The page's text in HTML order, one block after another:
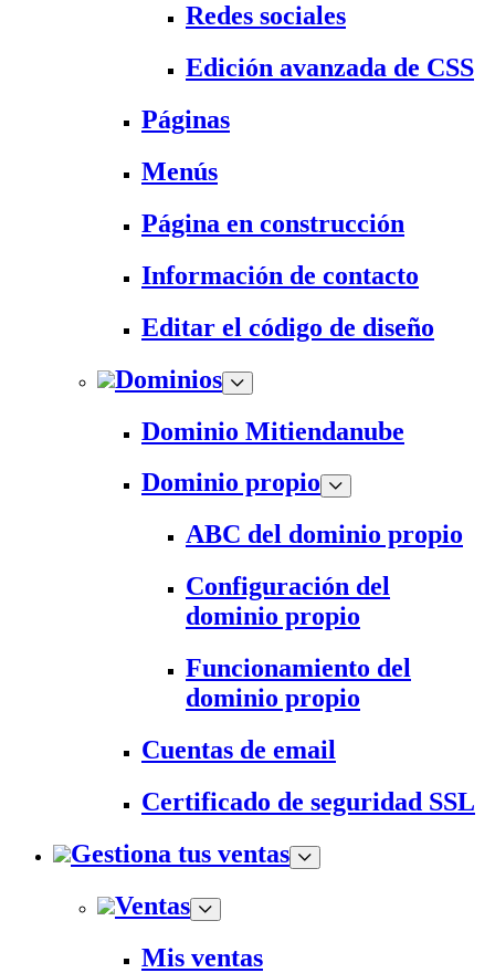
Redes sociales
Edición avanzada de CSS
Páginas
Menús
Página en construcción
Información de contacto
Editar el código de diseño
Dominios
Dominio Mitiendanube
Dominio propio
ABC del dominio propio
Configuración del
dominio propio
Funcionamiento del
dominio propio
Cuentas de email
Certificado de seguridad SSL
Gestiona tus ventas
Ventas
Mis ventas